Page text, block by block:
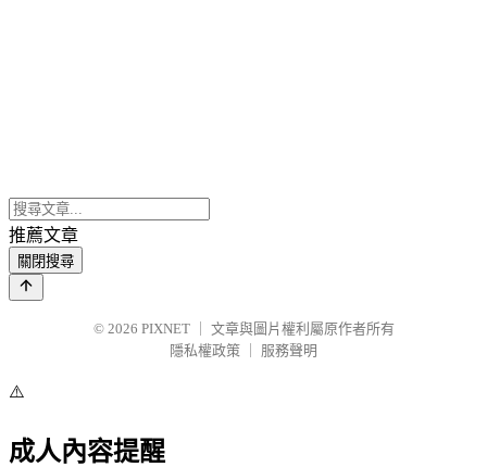
推薦文章
關閉搜尋
© 2026 PIXNET
文章與圖片權利屬原作者所有
隱私權政策
服務聲明
⚠️
成人內容提醒